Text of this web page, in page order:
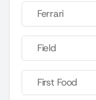
Ferrari
Field
First Food